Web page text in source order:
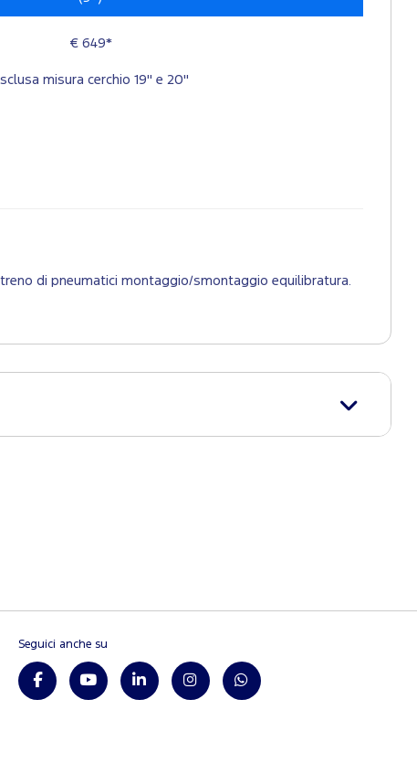
€ 649*
misura cerchio 19" e 20"
di pneumatici montaggio/smontaggio equilibratura.
Seguici anche su